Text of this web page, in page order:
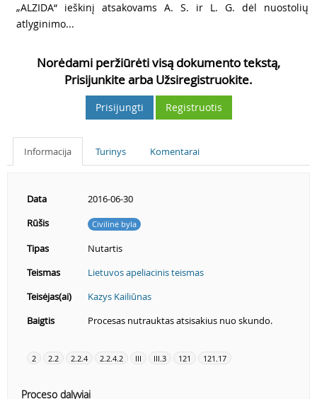
„ALZIDA“ ieškinį atsakovams A. S. ir L. G. dėl nuostolių
atlyginimo...
Norėdami peržiūrėti visą dokumento tekstą,
Prisijunkite arba Užsiregistruokite.
Prisijungti Registruotis
Informacija Turinys Komentarai
Data
2016-06-30
Rūšis
Civilinė byla
Tipas
Nutartis
Teismas
Lietuvos apeliacinis teismas
Teisėjas(ai)
Kazys Kailiūnas
Baigtis
Procesas nutrauktas atsisakius nuo skundo.
2 2.2 2.2.4 2.2.4.2 III III.3 121 121.17
Proceso dalyviai